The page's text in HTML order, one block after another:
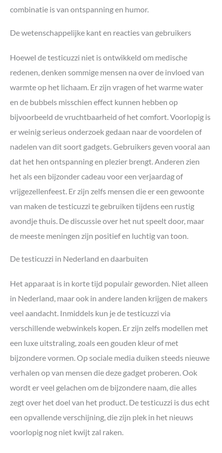
combinatie is van ontspanning en humor.
De wetenschappelijke kant en reacties van gebruikers
Hoewel de testicuzzi niet is ontwikkeld om medische
redenen, denken sommige mensen na over de invloed van
warmte op het lichaam. Er zijn vragen of het warme water
en de bubbels misschien effect kunnen hebben op
bijvoorbeeld de vruchtbaarheid of het comfort. Voorlopig is
er weinig serieus onderzoek gedaan naar de voordelen of
nadelen van dit soort gadgets. Gebruikers geven vooral aan
dat het hen ontspanning en plezier brengt. Anderen zien
het als een bijzonder cadeau voor een verjaardag of
vrijgezellenfeest. Er zijn zelfs mensen die er een gewoonte
van maken de testicuzzi te gebruiken tijdens een rustig
avondje thuis. De discussie over het nut speelt door, maar
de meeste meningen zijn positief en luchtig van toon.
De testicuzzi in Nederland en daarbuiten
Het apparaat is in korte tijd populair geworden. Niet alleen
in Nederland, maar ook in andere landen krijgen de makers
veel aandacht. Inmiddels kun je de testicuzzi via
verschillende webwinkels kopen. Er zijn zelfs modellen met
een luxe uitstraling, zoals een gouden kleur of met
bijzondere vormen. Op sociale media duiken steeds nieuwe
verhalen op van mensen die deze gadget proberen. Ook
wordt er veel gelachen om de bijzondere naam, die alles
zegt over het doel van het product. De testicuzzi is dus echt
een opvallende verschijning, die zijn plek in het nieuws
voorlopig nog niet kwijt zal raken.